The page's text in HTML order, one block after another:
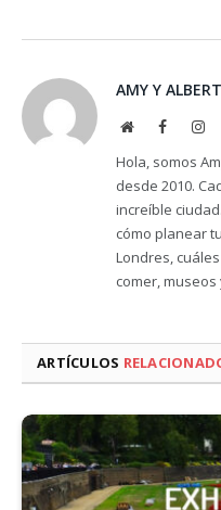
AMY Y
WebsiteFacebook
Hola, somos
desde 2010.
increíble
cómo planear
Londres,
comer,
ARTÍCULOS